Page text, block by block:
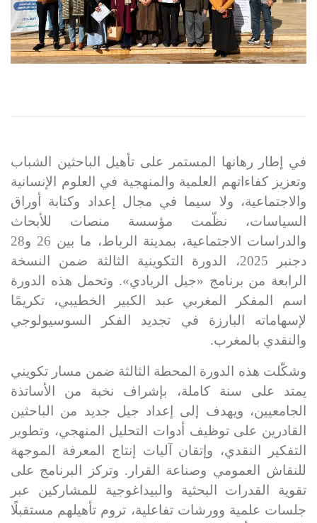
في إطار رهانها المستمر على تأهيل الباحثين الشباب
وتعزيز كفاءاتهم العلمية والمنهجية في العلوم الإنسانية
والاجتماعية، ولا سيما في مجال إعداد وكتابة أوراق
السياسات، نظّمت مؤسسة منصات للأبحاث
والدراسات الاجتماعية، بمدينة الرباط، ما بين 26 و28
دجنبر 2025، الدورة التكوينية الثالثة ضمن النسخة
الرابعة من برنامج «جيل الريادي». وتحمل هذه الدورة
اسم المفكر المغربي عبد الكبير الخطيبي، تكريمًا
لإسهاماته البارزة في تجديد الفكر السوسيولوجي
والنقدي بالمغرب.
وشكّلت هذه الدورة المحطة الثالثة ضمن مسار تكويني
يمتد على سنة كاملة، بإشراف نخبة من الأساتذة
الجامعيين، ويهدف إلى إعداد جيل جديد من الباحثين
القادرين على توظيف أدوات التحليل المنهجي، وتطوير
التفكير النقدي، وإتقان آليات إنتاج المعرفة الموجهة
للنقاش العمومي وصناعة القرار. وتركز البرنامج على
تقوية القدرات البحثية والبيداغوجية للمشاركين عبر
جلسات علمية وورشات تفاعلية، تروم تأهيلهم مستقبلًا